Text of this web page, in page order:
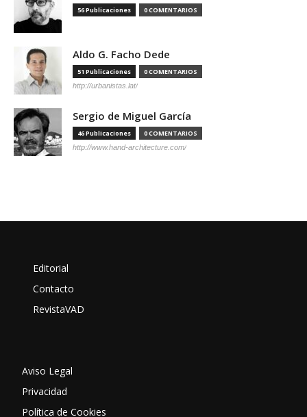
56 Publicaciones 0 COMENTARIOS
Aldo G. Facho Dede
51 Publicaciones 0 COMENTARIOS
http://urbanistas.lat/
Sergio de Miguel García
46 Publicaciones 0 COMENTARIOS
http://www.hand-architecture.com/
Editorial
Contacto
RevistaVAD
Aviso Legal
Privacidad
Política de Cookies